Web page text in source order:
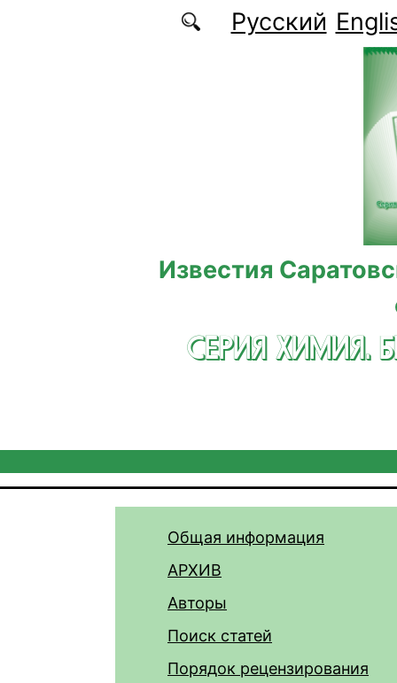
Перейти к основному содержаниюРусский
Известия
СЕРИЯ ХИМИЯ.
Общая информация
АРХИВ
Авторы
Поиск статей
Порядок рецензирования